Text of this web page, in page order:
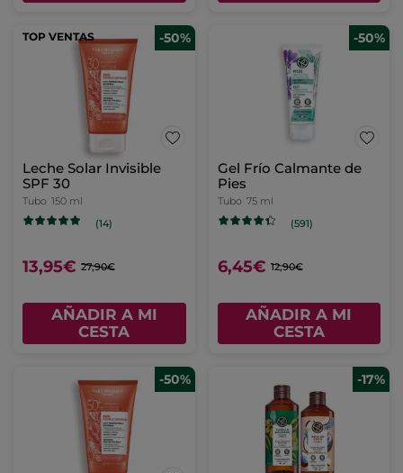
TOP VENTAS -50%
Leche Solar Invisible
SPF 30
Tubo 150 ml
(14)
13,95€ 27,90€
AÑADIR A MI
CESTA
-50%
Gel Frío Calmante de
Pies
Tubo 75 ml
(591)
6,45€ 12,90€
AÑADIR A MI
CESTA
-50% -17%